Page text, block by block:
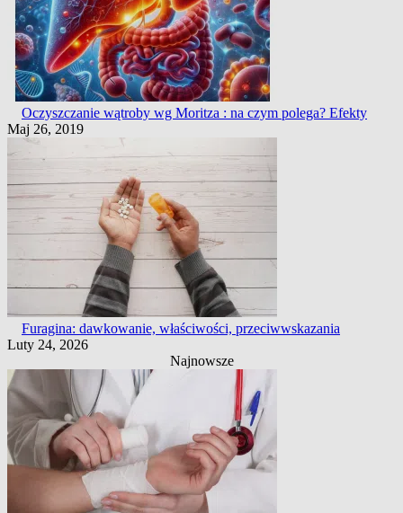
Oczyszczanie wątroby wg Moritza : na czym polega? Efekty
Maj 26, 2019
Furagina: dawkowanie, właściwości, przeciwwskazania
Luty 24, 2026
Najnowsze